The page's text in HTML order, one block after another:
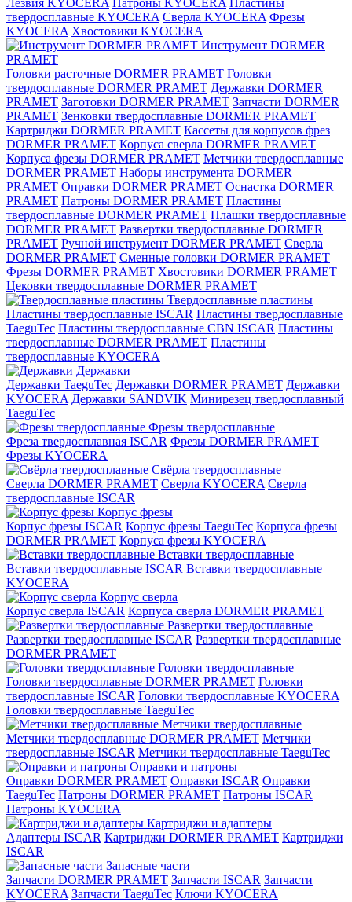
Лезвия KYOCERA Патроны KYOCERA
Пластины
твердосплавные KYOCERA Сверла KYOCERA Фрезы
KYOCERA Хвостовики KYOCERA
Инструмент DORMER
PRAMET
Головки расточные DORMER PRAMET Головки
твердосплавные DORMER PRAMET Державки DORMER
PRAMET Заготовки DORMER PRAMET Запчасти DORMER
PRAMET Зенковки твердосплавные DORMER PRAMET
Картриджи DORMER PRAMET Кассеты для корпусов фрез
DORMER PRAMET Корпуса сверла DORMER PRAMET
Корпуса фрезы DORMER PRAMET Метчики твердосплавные
DORMER PRAMET Наборы инструмента DORMER
PRAMET Оправки DORMER PRAMET Оснастка DORMER
PRAMET Патроны DORMER PRAMET Пластины
твердосплавные DORMER PRAMET Плашки твердосплавные
DORMER PRAMET Развертки твердосплавные DORMER
PRAMET Ручной инструмент DORMER PRAMET Сверла
DORMER PRAMET Сменные головки DORMER PRAMET
Фрезы DORMER PRAMET Хвостовики DORMER PRAMET
Цековки твердосплавные DORMER PRAMET
Твердосплавные пластины
Пластины твердосплавные ISCAR Пластины твердосплавные
TaeguTec Пластины твердосплавные CBN ISCAR Пластины
твердосплавные DORMER PRAMET Пластины
твердосплавные KYOCERA
Державки
Державки TaeguTec Державки DORMER PRAMET Державки
KYOCERA Державки SANDVIK Минирезец твердосплавный
TaeguTec
Фрезы твердосплавные
Фреза твердосплавная ISCAR Фрезы DORMER PRAMET
Фрезы KYOCERA
Свёрла твердосплавные
Сверла DORMER PRAMET Сверла KYOCERA Сверла
твердосплавные ISCAR
Корпус фрезы
Корпус фрезы ISCAR Корпус фрезы TaeguTec Корпуса фрезы
DORMER PRAMET Корпуса фрезы KYOCERA
Вставки твердосплавные
Вставки твердосплавные ISCAR Вставки твердосплавные
KYOCERA
Корпус сверла
Корпус сверла ISCAR Корпуса сверла DORMER PRAMET
Развертки твердосплавные
Развертки твердосплавные ISCAR Развертки твердосплавные
DORMER PRAMET
Головки твердосплавные
Головки твердосплавные DORMER PRAMET Головки
твердосплавные ISCAR Головки твердосплавные KYOCERA
Головки твердосплавные TaeguTec
Метчики твердосплавные
Метчики твердосплавные DORMER PRAMET Метчики
твердосплавные ISCAR Метчики твердосплавные TaeguTec
Оправки и патроны
Оправки DORMER PRAMET Оправки ISCAR Оправки
TaeguTec Патроны DORMER PRAMET Патроны ISCAR
Патроны KYOCERA
Картриджи и адаптеры
Адаптеры ISCAR Картриджи DORMER PRAMET Картриджи
ISCAR
Запасные части
Запчасти DORMER PRAMET Запчасти ISCAR Запчасти
KYOCERA Запчасти TaeguTec Ключи KYOCERA